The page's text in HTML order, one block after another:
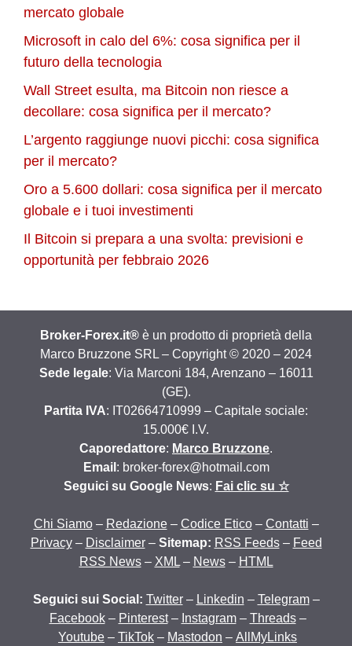
mercato globale
Microsoft in calo del 6%: cosa significa per il
futuro della tecnologia
Wall Street esulta, ma Bitcoin non riesce a
decollare: cosa significa per il mercato?
L’argento raggiunge nuovi picchi: cosa significa
per il mercato?
Oro a 5.600 dollari: cosa significa per il mercato
globale e i tuoi investimenti
Il Bitcoin si prepara a una svolta: previsioni e
opportunità per febbraio 2026
Broker-Forex.it® è un prodotto di proprietà della
Marco Bruzzone SRL – Copyright © 2020 – 2024
Sede legale: Via Marconi 184, Arenzano – 16011
(GE).
Partita IVA: IT02664710999 – Capitale sociale:
15.000€ I.V.
Caporedattore: Marco Bruzzone.
Email : broker-forex@hotmail.com
Seguici su Google News: Fai clic su ☆
Chi Siamo– Redazione– Codice Etico– Contatti –
Privacy– Disclaimer– Sitemap: RSS Feeds– Feed
RSS News– XML– News– HTML
Seguici sui Social: Twitter– Linkedin – Telegram–
Facebook– Pinterest– Instagram– Threads–
Youtube – TikTok – Mastodon – AllMyLinks